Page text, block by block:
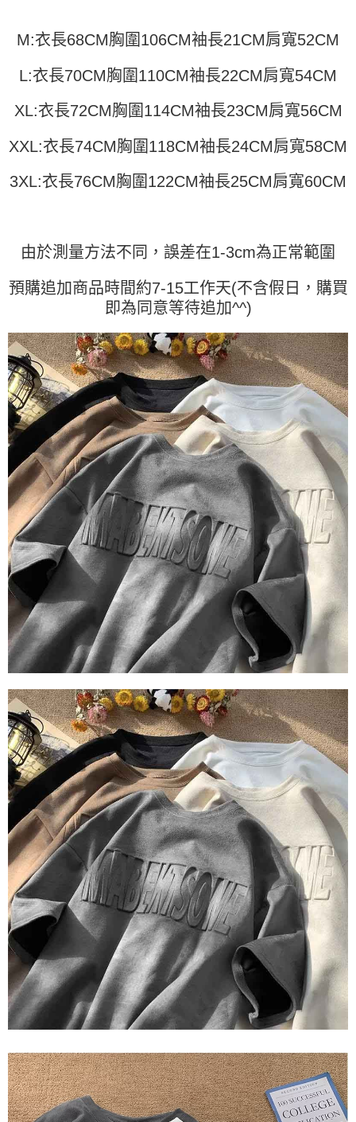
3.實際核准額度、可分期數及費用金額請依後續交易確認頁面所載為準。
4.訂單成立30分鐘內，如未前往確認交易或遇審核未通過，訂單將自動取
法說明評估內容。
1.分期款項不併入電信帳單，「大哥付你分期」於每月結算日後寄送繳費提
醒簡訊。
帳／街口支付／iPASS MONEY」等通路繳費。
【注意事項】
1.本服務係由「台灣大哥大股份有限公司」（以下簡稱本公司）所提供，讓
資料（包含姓名、電話或地址）提供予台灣大哥大進項蒐集、處理及利用，
由本公司與您本人進行分期帳單所需資料之確認、核對及更正。
便利好安心！
２．便利：只要手機號碼，簡訊認證，即可結帳。
３．安心：先確認商品／服務後，再付款。
【「AFTEE先享後付」結帳流程】
結帳頁面，進行簡訊認證並確認金額後，即可完成結帳。
２．訂單成立數日內，您將收到繳費通知簡訊。
ATM／網路銀行／等多元方式進行付款，方視為交易完成。
是否繳費成功／繳費後需取消欲退款等相關疑問，請聯繫「AFTEE先享後付
【注意事項】
１．透過由恩沛科技股份有限公司提供之「AFTEE先享後付」服務完成之交
權轉讓予恩沛科技股份有限公司。
２．關於個人資料處理事宜，請瀏覽以下網址：
https://aftee.tw/terms/#terms3
３．未成年的使用者請事先徵得法定代理人或監護人之同意方可使用
「AFTEE先享後付」，若未經同意申辦者引起之損失，本公司不負相關責
任。
４．使用「AFTEE先享後付」時，將依據個別帳號之用戶狀況，依本公司即
時審查核予不同之上限額度；若仍有額度不足之情形，本公司將視審查結果
請求用戶進行身份認證。
５．嚴禁一人註冊多個帳號或使用他人資訊註冊。若發現惡意使用之情形，
恩沛科技股份有限公司將有權停止該用戶之使用額度並採取法律行動。
全家取貨付款
每筆NT$45
付款 後全家取貨
每筆NT$45
7-11取貨付款
每筆NT$45，滿NT$499(含以上)免運費
宅配
每筆NT$70，滿NT$499(含以上)免運費
M:衣長68CM胸圍106CM袖長21CM肩寬52CM
L:衣長70CM胸圍110CM袖長22CM肩寬54CM
XL:衣長72CM胸圍114CM袖長23CM肩寬56CM
XXL:衣長74CM胸圍118CM袖長24CM肩寬58CM
3XL:衣長76CM胸圍122CM袖長25CM肩寬60CM
由於測量方法不同，誤差在1-3cm為正常範圍
預購追加商品時間約7-15工作天(不含假日，購買
即為同意等待追加^^)